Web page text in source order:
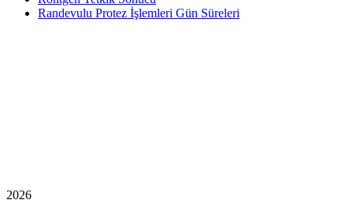
Randevulu Protez İşlemleri Gün Süreleri
2026